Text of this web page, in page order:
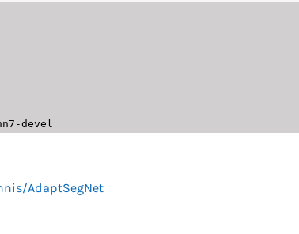
AdaptSegNet